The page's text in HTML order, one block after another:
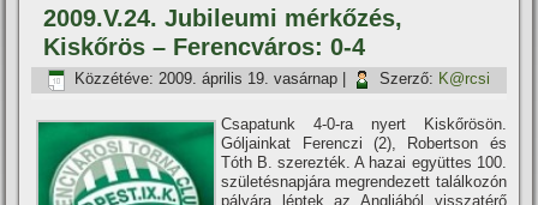
2009.V.24. Jubileumi mérkőzés,
Kiskőrös – Ferencváros: 0-4
Közzétéve: 2009. április 19. vasárnap Szerző: K@rcsi
Csapatunk 4-0-ra nyert Kiskőrösön.
Góljainkat Ferenczi (2), Robertson és
Tóth B. szerezték. A hazai együttes 100.
születésnapjára megrendezett találkozón
pályára léptek az Angliából visszatérő